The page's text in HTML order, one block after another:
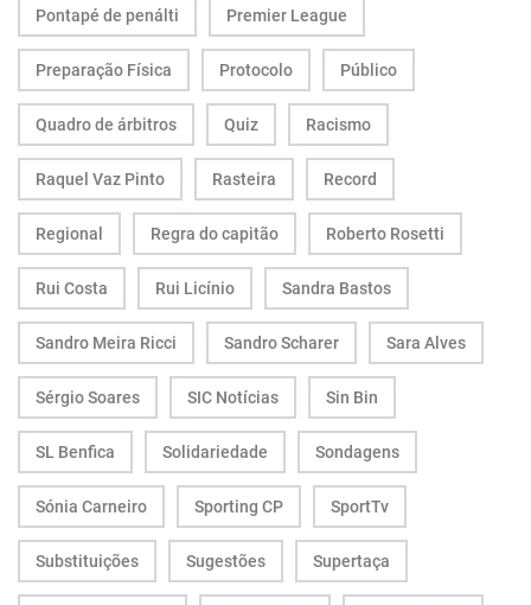
Pontapé de penálti Premier League
Preparação Física Protocolo Público
Quadro de árbitros Quiz Racismo
Raquel Vaz Pinto Rasteira Record
Regional Regra do capitão Roberto Rosetti
Rui Costa Rui Licínio Sandra Bastos
Sandro Meira Ricci Sandro Scharer Sara Alves
Sérgio Soares SIC Notícias Sin Bin
SL Benfica Solidariedade Sondagens
Sónia Carneiro Sporting CP SportTv
Substituições Sugestões Supertaça